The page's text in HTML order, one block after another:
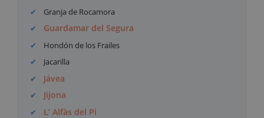
Granja de Rocamora
Guardamar del Segura
Hondón de los Frailes
Jacarilla
Jávea
Jijona
L’ Alfàs del Pi